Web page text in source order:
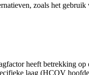
zoals het gebruik
heeft betrekking
laag (HCOV